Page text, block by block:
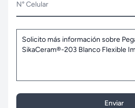
N° Celular
Enviar